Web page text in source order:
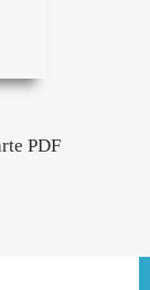
PDF